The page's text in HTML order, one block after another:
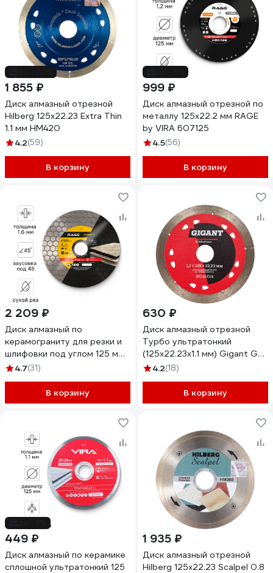
1 855 ₽
Диск алмазный отрезной
Hilberg 125x22.23 Extra Thin
1.1 мм HM420
4.2(59)
В корзину
999 ₽
Диск алмазный отрезной по
металлу 125х22.2 мм RAGE
by VIRA 607125
4.5(56)
В корзину
2 209 ₽
Диск алмазный по
керамограниту для резки и
шлифовки под углом 125 мм
ультратонкий RAGE Furious
4.7(31)
В корзину
630 ₽
Диск алмазный отрезной
Турбо ультратонкий
(125x22.23х1.1 мм) Gigant Gd-
25114.2(18)
В корзину
449 ₽
Диск алмазный по керамике
сплошной ультратонкий 125
1 935 ₽
Диск алмазный отрезной
Hilberg 125x22.23 Scalpel 0.8